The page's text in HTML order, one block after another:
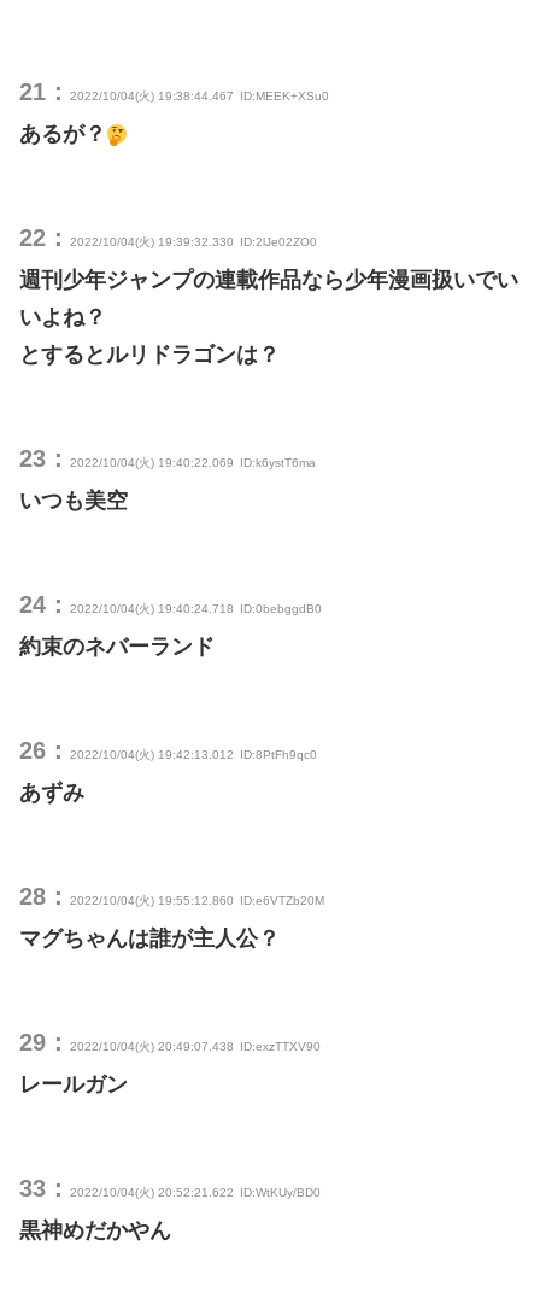
21： 2022/10/04(火) 19:38:44.467 ID:MEEK+XSu0
あるが？
22： 2022/10/04(火) 19:39:32.330 ID:2lJe02ZO0
週刊少年ジャンプの連載作品なら少年漫画扱いでい
いよね？
とするとルリドラゴンは？
23： 2022/10/04(火) 19:40:22.069 ID:k6ystT6ma
いつも美空
24： 2022/10/04(火) 19:40:24.718 ID:0bebggdB0
約束のネバーランド
26： 2022/10/04(火) 19:42:13.012 ID:8PtFh9qc0
あずみ
28： 2022/10/04(火) 19:55:12.860 ID:e6VTZb20M
マグちゃんは誰が主人公？
29： 2022/10/04(火) 20:49:07.438 ID:exzTTXV90
レールガン
33： 2022/10/04(火) 20:52:21.622 ID:WtKUy/BD0
黒神めだかやん